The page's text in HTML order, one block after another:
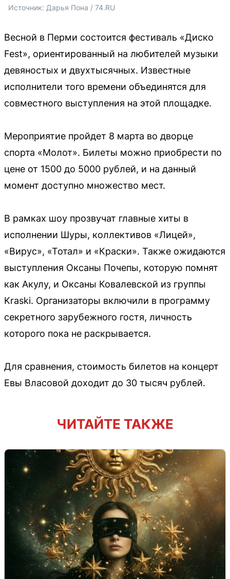
Источник: Дарья Пона / 74.RU
Весной в Перми состоится фестиваль «Диско
Fest», ориентированный на любителей музыки
девяностых и двухтысячных. Известные
исполнители того времени объединятся для
совместного выступления на этой площадке.
Мероприятие пройдет 8 марта во дворце
спорта «Молот». Билеты можно приобрести по
цене от 1500 до 5000 рублей, и на данный
момент доступно множество мест.
В рамках шоу прозвучат главные хиты в
исполнении Шуры, коллективов «Лицей»,
«Вирус», «Тотал» и «Краски». Также ожидаются
выступления Оксаны Почепы, которую помнят
как Акулу, и Оксаны Ковалевской из группы
Kraski. Организаторы включили в программу
секретного зарубежного гостя, личность
которого пока не раскрывается.
Для сравнения, стоимость билетов на концерт
Евы Власовой доходит до 30 тысяч рублей.
ЧИТАЙТЕ ТАКЖЕ